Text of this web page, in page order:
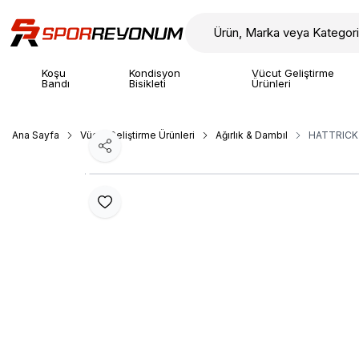
Koşu
Bandı
Kondisyon
Bisikleti
Vücut Geliştirme
Ürünleri
Ana Sayfa Vücut Geliştirme Ürünleri Ağırlık & Dambıl
Favoriye Ekle
Paylaş